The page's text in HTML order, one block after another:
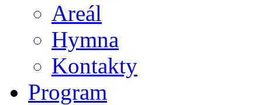
Areál
Hymna
Kontakty
Program